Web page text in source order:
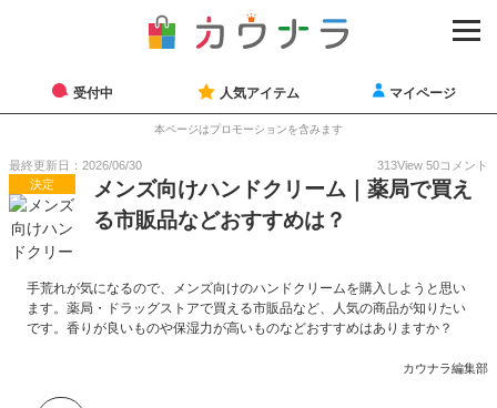
受付中 人気アイテム マイページ
本ページはプロモーションを含みます
最終更新日：2026/06/30 313View 50コメント
決定
メンズ向けハンドクリーム｜薬局で買え
る市販品などおすすめは？
手荒れが気になるので、メンズ向けのハンドクリームを購入しようと思い
ます。薬局・ドラッグストアで買える市販品など、人気の商品が知りたい
です。香りが良いものや保湿力が高いものなどおすすめはありますか？
カウナラ編集部